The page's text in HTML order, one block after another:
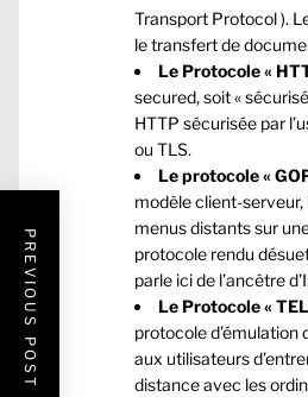
Transport Protocol ).
le transfert de
Le Protocole «
secured, soit «
HTTP sécurisée par
ou TLS.
Le protocole «
modèle client-serveur,
menus distants sur
protocole rendu désuet
parle ici de l’ancêtre
Le Protocole «
protocole d’émulation
aux utilisateurs
distance avec les
PREVIOUS POST